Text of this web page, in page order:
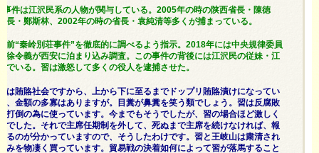
事件は江沢民系の人物が関与している。2005年の時の陕西省長・陳徳
長・鄭斯林、2002年の時の省長・袁純清等多くが捕まっている。
前“秦岭別荘事件”を徹底的に調べるよう指示。2018年には中央規律委員
徐令義が西安に泊まり込み調査。この事件の背後には江沢民の従妹・江
でいる。習は激怒して多くの役人を逮捕させた。
は賄賂社会ですから、上から下に至るまでドップリ賄賂漬けになってい
、金額の多寡はありますが。目糞が鼻糞を笑う類でしょう。習は反腐敗
打倒の為に使っています。今までもそうでしたが、習の場合ほど激しく
でした。それで主席任期制を外して、死ぬまで主席を続けなければ、報
るのが分かっていますので、そうしたわけです。習と王岐山は粛清され
みを物凄く買っています。貿易戦の決着如何によって習が落馬すること